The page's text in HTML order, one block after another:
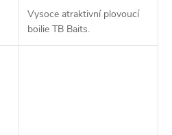
Vysoce atraktivní plovoucí
boilie TB Baits.